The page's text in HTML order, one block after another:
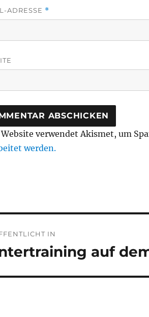
ADRESSE *
Website verwendet Akismet, um
werden.
IN
auf